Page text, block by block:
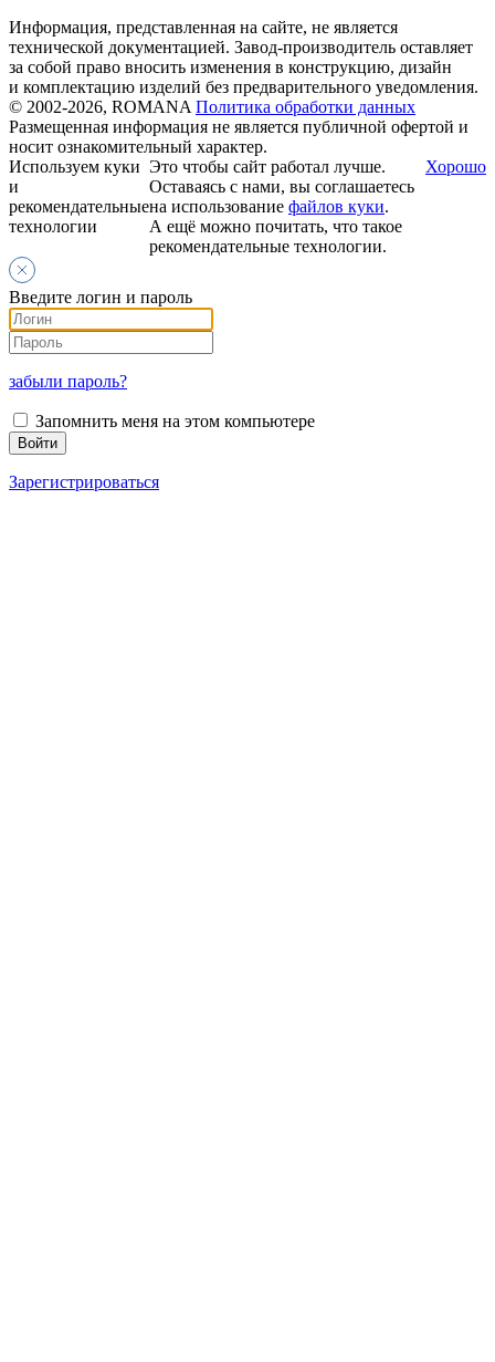
Информация, представленная на сайте, не является
технической документацией. Завод-производитель оставляет
за собой право вносить изменения в конструкцию, дизайн
и комплектацию изделий без предварительного уведомления.
© 2002-2026, ROMANA Политика обработки данных
Размещенная информация не является публичной офертой и
носит ознакомительный характер.
Используем куки
и
рекомендательные
технологии
Это чтобы сайт работал лучше.
Оставаясь с нами, вы соглашаетесь
на использование файлов куки.
А ещё можно почитать, что такое
рекомендательные технологии.
Хорошо
Введите логин и пароль
забыли пароль?
Запомнить меня на этом компьютере
Зарегистрироваться